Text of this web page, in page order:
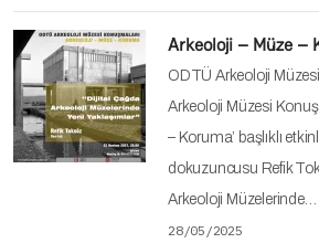
Arkeoloji – Müze –
ODTÜ Arkeoloji
Arkeoloji Müzesi
– Koruma’ başlıklı
dokuzuncusu Refik
Arkeoloji Müzelerinde…
28/05/2025